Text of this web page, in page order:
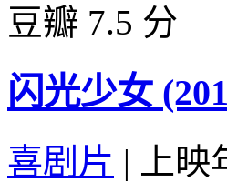
豆瓣 7.5 分
闪光少女
喜剧片 | 上